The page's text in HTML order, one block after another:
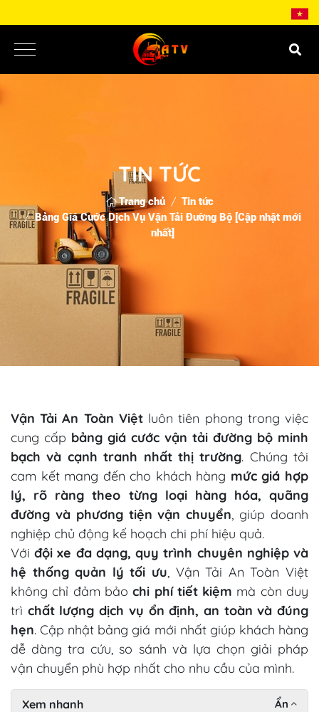
TIN TỨC
Trang chủ
Tin tức
Bảng Giá Cước Dịch Vụ Vận Tải Đường Bộ [Cập nhật mới
nhất]
Vận Tải An Toàn Việtluôn tiên phong trong việc
cung cấp bảng giá cước vận tải đường bộ minh
bạch và cạnh tranh nhất thị trường. Chúng tôi
cam kết mang đến cho khách hàng mức giá hợp
lý, rõ ràng theo từng loại hàng hóa, quãng
đường và phương tiện vận chuyển, giúp doanh
nghiệp chủ động kế hoạch chi phí hiệu quả.
Vớiđội xe đa dạng, quy trình chuyên nghiệp và
hệ thống quản lý tối ưu, Vận Tải An Toàn Việt
không chỉ đảm bảochi phí tiết kiệm mà còn duy
trì chất lượng dịch vụ ổn định, an toàn và đúng
hẹn. Cập nhật bảng giá mới nhất giúp khách hàng
dễ dàng tra cứu, so sánh và lựa chọn giải pháp
vận chuyển phù hợp nhất cho nhu cầu của mình.
Xem nhanh Ẩn